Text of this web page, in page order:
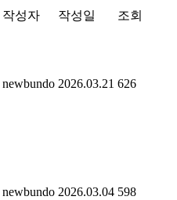
작성자 작성일 조회
newbundo 2026.03.21 626
newbundo 2026.03.04 598